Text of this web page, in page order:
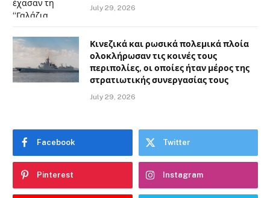
July 29, 2026
Κινεζικά και ρωσικά πολεμικά πλοία
ολοκλήρωσαν τις κοινές τους
περιπολίες, οι οποίες ήταν μέρος της
στρατιωτικής συνεργασίας τους
July 29, 2026
Facebook Twitter
Pinterest Instagram